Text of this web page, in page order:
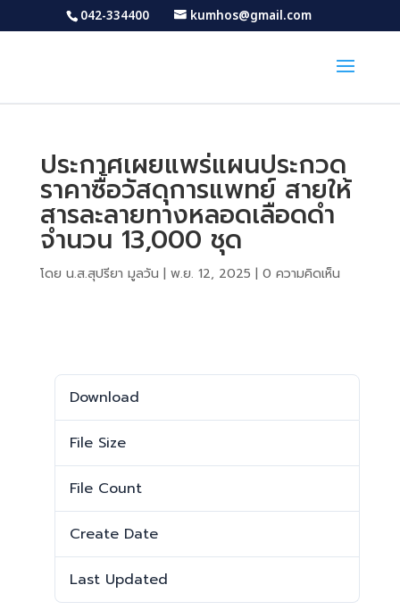
042-334400 kumhos@gmail.com
ประกาศเผยแพร่แผนประกวด
ราคาซื้อวัสดุการแพทย์ สายให้
สารละลายทางหลอดเลือดดำ
จำนวน 13,000 ชุด
โดย น.ส.สุปรียา มูลวัน | พ.ย. 12, 2025 | 0 ความคิดเห็น
Download
File Size
File Count
Create Date
Last Updated